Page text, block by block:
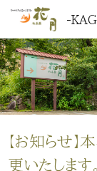
【お知らせ】
更いたします。